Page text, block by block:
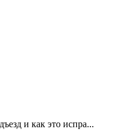
и как это испра...